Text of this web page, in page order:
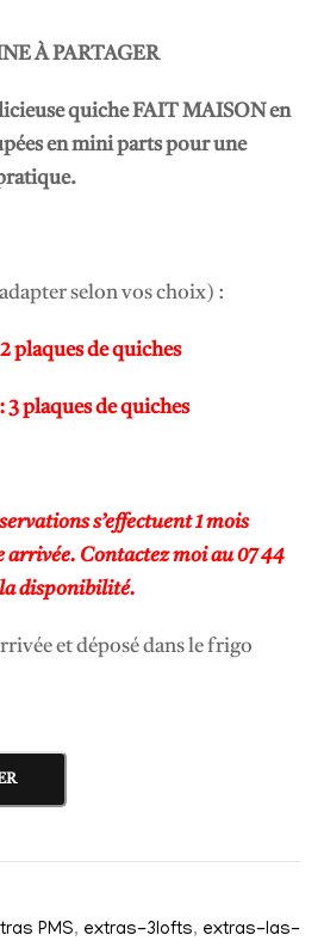
À PARTAGER
quiche FAIT MAISON en
en mini parts pour une
selon vos choix) :
2 plaques de quiches
: 3 plaques de quiches
s’effectuent 1 mois
Contactez moi au 07 44
disponibilité.
et déposé dans le frigo
PMS, extras-3lofts, extras-las-